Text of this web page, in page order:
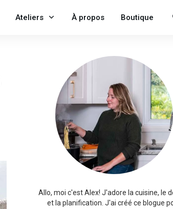
Ateliers À propos Boutique
Allo, moi c'est Alex! J'adore la cuisine, le
et la planification. J'ai créé ce blogue